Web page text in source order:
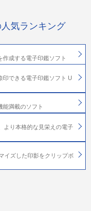
人気ランキング
成する電子印鑑ソフト
印できる電子印鑑ソフト U
能満載のソフト
より本格的な見栄えの電子
イズした印影をクリップボ